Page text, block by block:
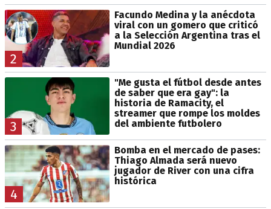
2
Facundo Medina y la anécdota
viral con un gomero que criticó
a la Selección Argentina tras el
Mundial 2026
3
"Me gusta el fútbol desde antes
de saber que era gay": la
historia de Ramacity, el
streamer que rompe los moldes
del ambiente futbolero
4
Bomba en el mercado de pases:
Thiago Almada será nuevo
jugador de River con una cifra
histórica